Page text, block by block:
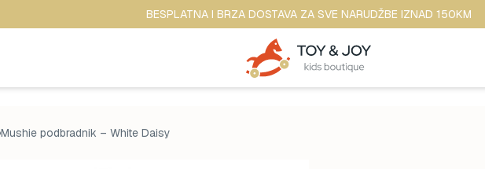
BESPLATNA I BRZA DOSTAVA ZA SVE NARUDŽBE IZNAD 150KM
Mushie podbradnik – White Daisy